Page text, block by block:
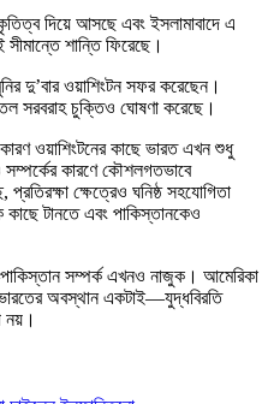
দিয়ে আসছে এবং ইসলামাবাদে এ
সীমান্তে শান্তি ফিরেছে।
দু’বার ওয়াশিংটন সফর করেছেন।
সরবরাহ চুক্তিও ঘোষণা করেছে।
ওয়াশিংটনের কাছে ভারত এখন শুধু
সম্পর্কের কারণে কৌশলগতভাবে
ক্ষেত্রেও ঘনিষ্ঠ সহযোগিতা
কাছে টানতে এবং পাকিস্তানকেও
সম্পর্ক এখনও নাজুক। আমেরিকা
অবস্থান একটাই—যুদ্ধবিরতি
নয়।